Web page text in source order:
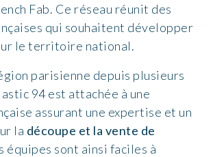
Fab. Ce réseau réunit des
qui souhaitent développer
le territoire national.
parisienne depuis plusieurs
94 est attachée à une
assurant une expertise et un
la découpe et la vente de
équipes sont ainsi faciles à